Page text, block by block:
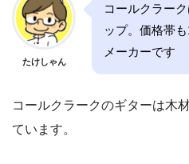
たけしゃん
コールクラー
ップ。価格帯
メーカーです
コールクラークのギターは木
ています。